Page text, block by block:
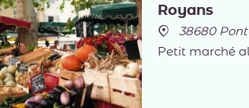
Royans
38680
Petit marché